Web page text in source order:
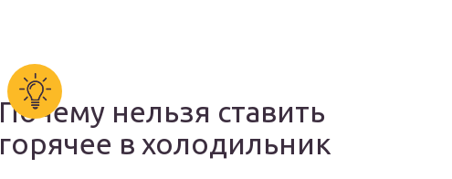
Почему нельзя ставить
горячее в холодильник